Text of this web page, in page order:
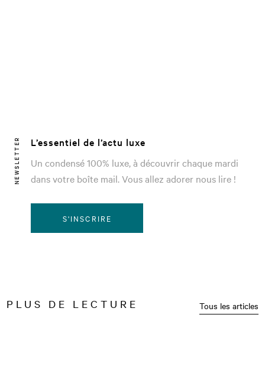
NEWSLETTER
L’essentiel de l’actu luxe
Un condensé 100% luxe, à découvrir chaque mardi
dans votre boîte mail. Vous allez adorer nous lire !
S'INSCRIRE
PLUS DE LECTURE Tous les articles